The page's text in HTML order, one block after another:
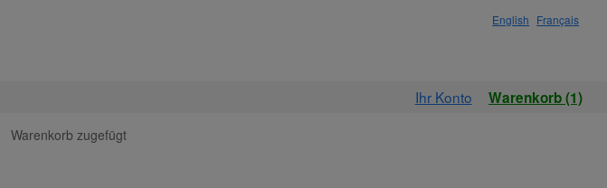
English Français
Ihr Konto Warenkorb (1)
Warenkorb zugefügt